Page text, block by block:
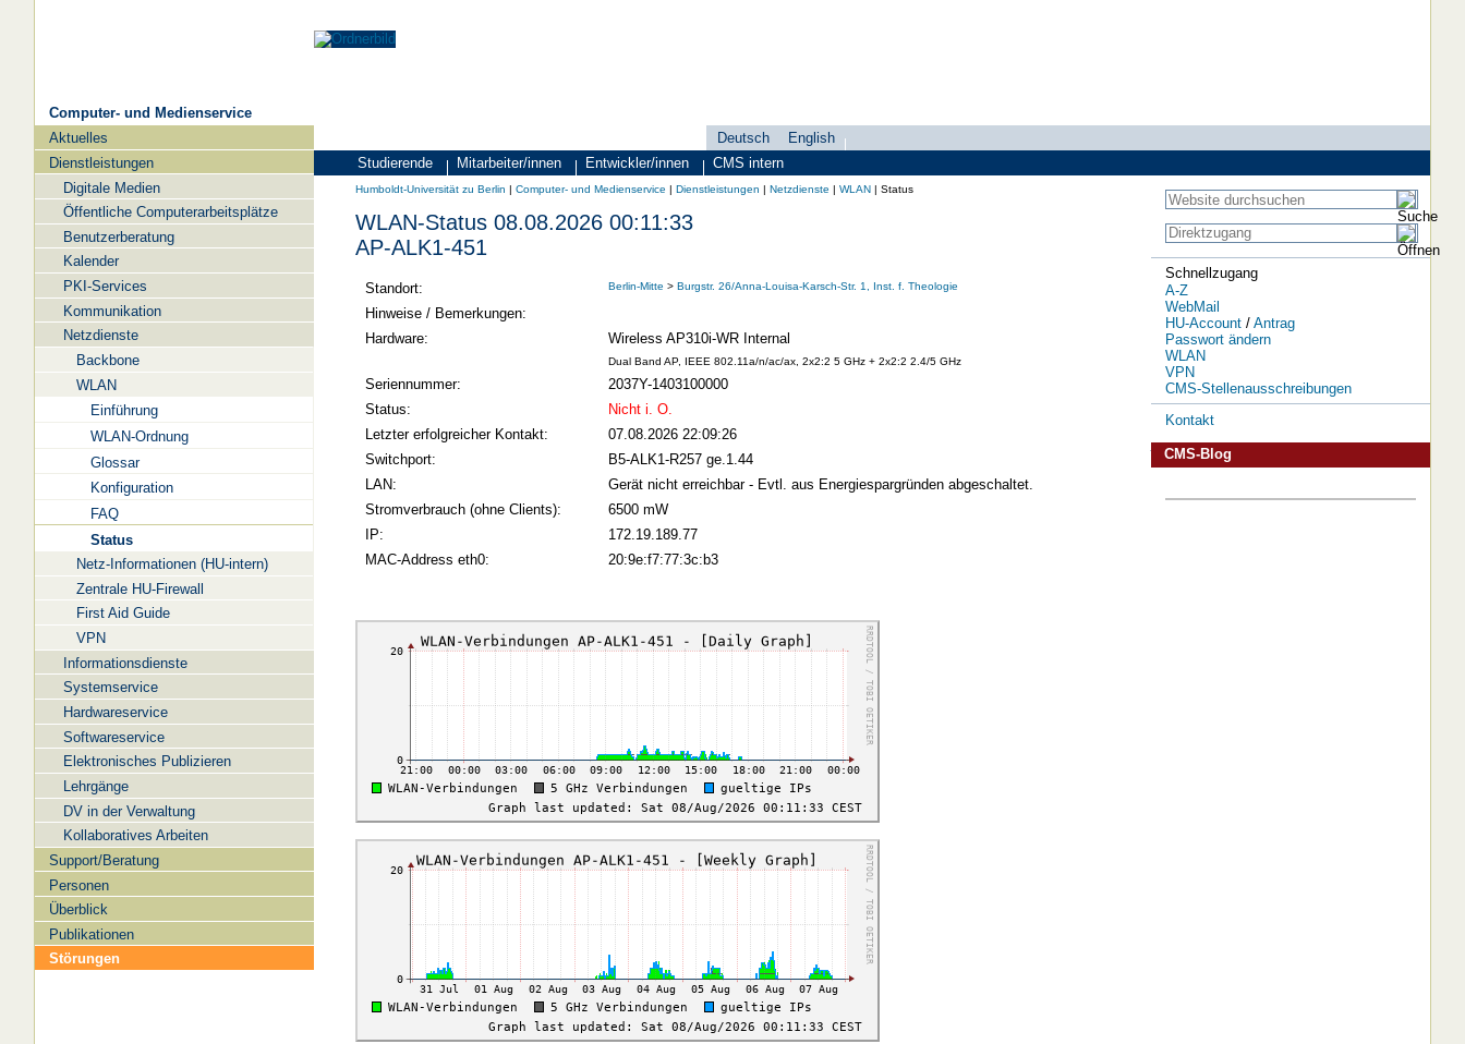
Computer- und Medienservice
Navigation
Aktuelles
Dienstleistungen
Digitale Medien
Öffentliche Computerarbeitsplätze
Benutzerberatung
Kalender
PKI-Services
Kommunikation
Netzdienste
Backbone
WLAN
Einführung
WLAN-Ordnung
Glossar
Konfiguration
FAQ
Status
Netz-Informationen (HU-intern)
Zentrale HU-Firewall
First Aid Guide
VPN
Informationsdienste
Systemservice
Hardwareservice
Softwareservice
Elektronisches Publizieren
Lehrgänge
DV in der Verwaltung
Kollaboratives Arbeiten
Support/Beratung
Personen
Überblick
Publikationen
Störungen
Zielgruppen
Studierende Mitarbeiter/innen Entwickler/innen CMS intern
Sprachauswahl
Deutsch
English
search-menu
Humboldt-
Universität
Computer-
und
Humboldt-Universität zu Berlin | Computer- und Medienservice | Dienstleistungen | Netzdienste | WLAN | Status
WLAN-Status 08.08.2026 00:11:33
AP-ALK1-451
Standort: Berlin-Mitte > Burgstr. 26/Anna-Louisa-Karsch-Str. 1, Inst. f. Theologie
Hinweise / Bemerkungen:
Hardware:
Wireless AP310i-WR Internal
Dual Band AP, IEEE 802.11a/n/ac/ax, 2x2:2 5 GHz + 2x2:2 2.4/5 GHz
Seriennummer:
2037Y-1403100000
Status:
Nicht i. O.
Letzter erfolgreicher Kontakt:
07.08.2026 22:09:26
Switchport:
B5-ALK1-R257 ge.1.44
LAN:
Gerät nicht erreichbar - Evtl. aus Energiespargründen abgeschaltet.
Stromverbrauch (ohne Clients):
6500 mW
IP:
172.19.189.77
MAC-Address eth0:
20:9e:f7:77:3c:b3
Schnellzugang
A-Z
WebMail
HU-Account/ Antrag
Passwort ändern
WLAN
VPN
CMS-Stellenausschreibungen
Kontakt
CMS-Blog